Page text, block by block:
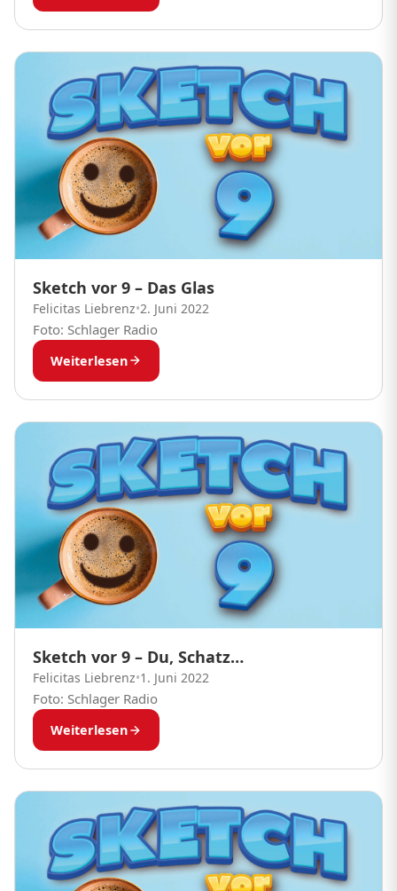
Sketch vor 9 – Das Glas
Felicitas Liebrenz•2. Juni 2022
Foto: Schlager Radio
Weiterlesen
Sketch vor 9 – Du, Schatz…
Felicitas Liebrenz•1. Juni 2022
Foto: Schlager Radio
Weiterlesen